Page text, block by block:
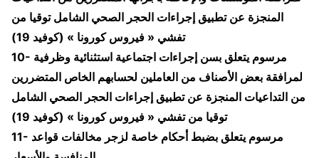
المنجزة عن تطبيق إجراءات الحجر الصحي الشامل توقيا من
تفشي « فيروس كورونا » (كوفيد 19)
10- مرسوم يتعلق بسن إجراءات اجتماعية استثنائية وظرفية
لمرافقة بعض الأصناف من العاملين لحسابهم الخاص المتضررين
من التداعيات المنجزة عن تطبيق إجراءات الحجر الصحي الشامل
توقيا من تفشي « فيروس كورونا » (كوفيد 19)
11- مرسوم يتعلق بضبط أحكام خاصة لزجر مخالفات قواعد